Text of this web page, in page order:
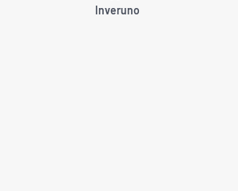
Inveruno